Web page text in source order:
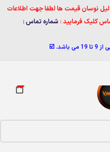
نوسان قیمت ها لطفا جهت اطلاعات
کلیک فرمایید : شماره تماس :
☑️
0